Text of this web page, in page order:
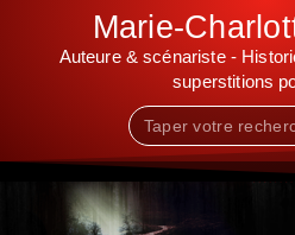
Marie-
Auteure & scénariste -
superstitions